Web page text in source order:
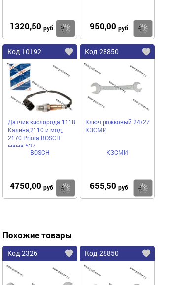
1320,50 руб Купить
950,00 руб
Код 10192
Датчик кислорода 1118
Калина,2110 и мод,
2170 Priora BOSCH
мама 537
BOSCH
4750,00 руб Купить
Код 28850
Ключ рожковый 24х27
КЗСМИ
КЗСМИ
655,50 руб
Похожие товары
Код 2326 Код 28850